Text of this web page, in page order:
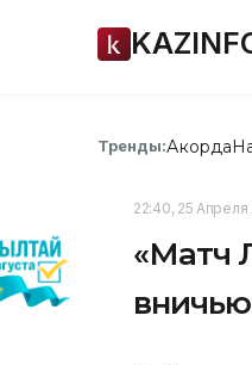
Тренды:Акорда
22:40, 25 Апреля
«Матч
вничью